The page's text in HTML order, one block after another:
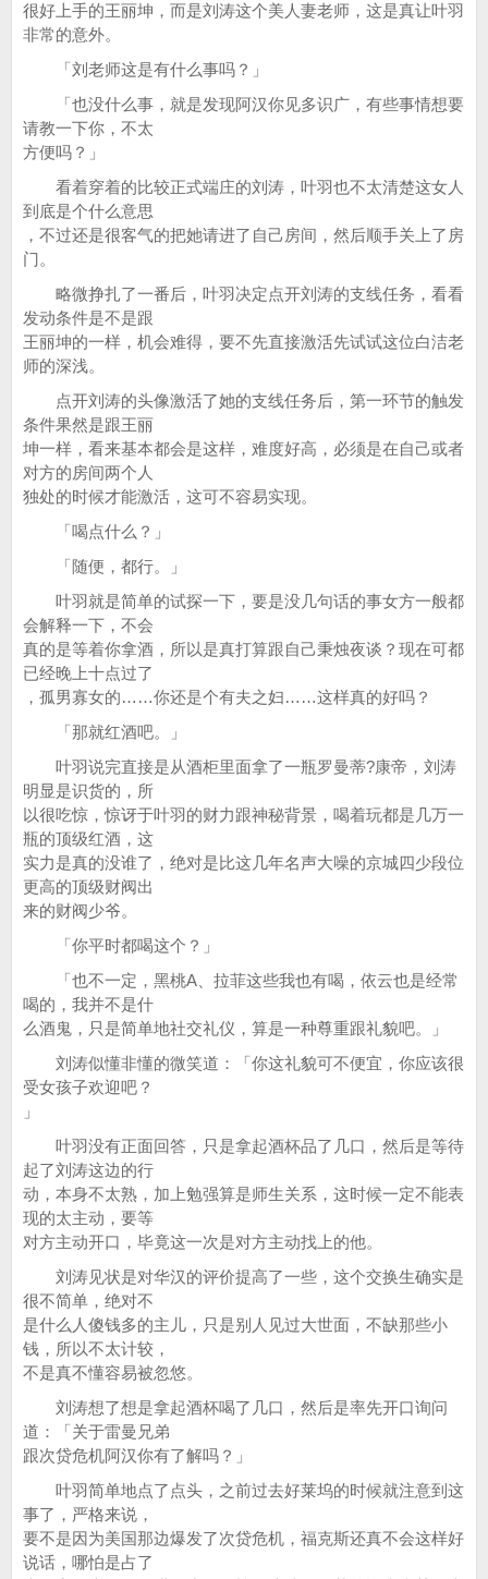
很好上手的王丽坤，而是刘涛这个美人妻老师，这是真让叶羽
非常的意外。
「刘老师这是有什么事吗？」
「也没什么事，就是发现阿汉你见多识广，有些事情想要
请教一下你，不太
方便吗？」
看着穿着的比较正式端庄的刘涛，叶羽也不太清楚这女人
到底是个什么意思
，不过还是很客气的把她请进了自己房间，然后顺手关上了房
门。
略微挣扎了一番后，叶羽决定点开刘涛的支线任务，看看
发动条件是不是跟
王丽坤的一样，机会难得，要不先直接激活先试试这位白洁老
师的深浅。
点开刘涛的头像激活了她的支线任务后，第一环节的触发
条件果然是跟王丽
坤一样，看来基本都会是这样，难度好高，必须是在自己或者
对方的房间两个人
独处的时候才能激活，这可不容易实现。
「喝点什么？」
「随便，都行。」
叶羽就是简单的试探一下，要是没几句话的事女方一般都
会解释一下，不会
真的是等着你拿酒，所以是真打算跟自己秉烛夜谈？现在可都
已经晚上十点过了
，孤男寡女的……你还是个有夫之妇……这样真的好吗？
「那就红酒吧。」
叶羽说完直接是从酒柜里面拿了一瓶罗曼蒂?康帝，刘涛
明显是识货的，所
以很吃惊，惊讶于叶羽的财力跟神秘背景，喝着玩都是几万一
瓶的顶级红酒，这
实力是真的没谁了，绝对是比这几年名声大噪的京城四少段位
更高的顶级财阀出
来的财阀少爷。
「你平时都喝这个？」
「也不一定，黑桃A、拉菲这些我也有喝，依云也是经常
喝的，我并不是什
么酒鬼，只是简单地社交礼仪，算是一种尊重跟礼貌吧。」
刘涛似懂非懂的微笑道：「你这礼貌可不便宜，你应该很
受女孩子欢迎吧？
」
叶羽没有正面回答，只是拿起酒杯品了几口，然后是等待
起了刘涛这边的行
动，本身不太熟，加上勉强算是师生关系，这时候一定不能表
现的太主动，要等
对方主动开口，毕竟这一次是对方主动找上的他。
刘涛见状是对华汉的评价提高了一些，这个交换生确实是
很不简单，绝对不
是什么人傻钱多的主儿，只是别人见过大世面，不缺那些小
钱，所以不太计较，
不是真不懂容易被忽悠。
刘涛想了想是拿起酒杯喝了几口，然后是率先开口询问
道：「关于雷曼兄弟
跟次贷危机阿汉你有了解吗？」
叶羽简单地点了点头，之前过去好莱坞的时候就注意到这
事了，严格来说，
要不是因为美国那边爆发了次贷危机，福克斯还真不会这样好
说话，哪怕是占了